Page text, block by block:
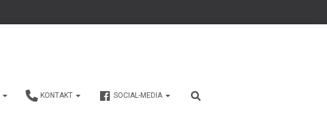
KONTAKT SOCIAL-MEDIA